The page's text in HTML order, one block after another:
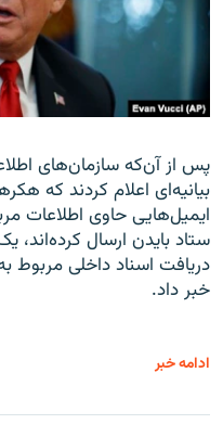
پس از آن‌که سازمان‌های
بیانیه‌ای اعلام کردند که
ایمیل‌هایی حاوی اطلاعات
ستاد بایدن ارسال کرده‌اند،
دریافت اسناد داخلی مربوط
خبر داد.
ادامه خبر